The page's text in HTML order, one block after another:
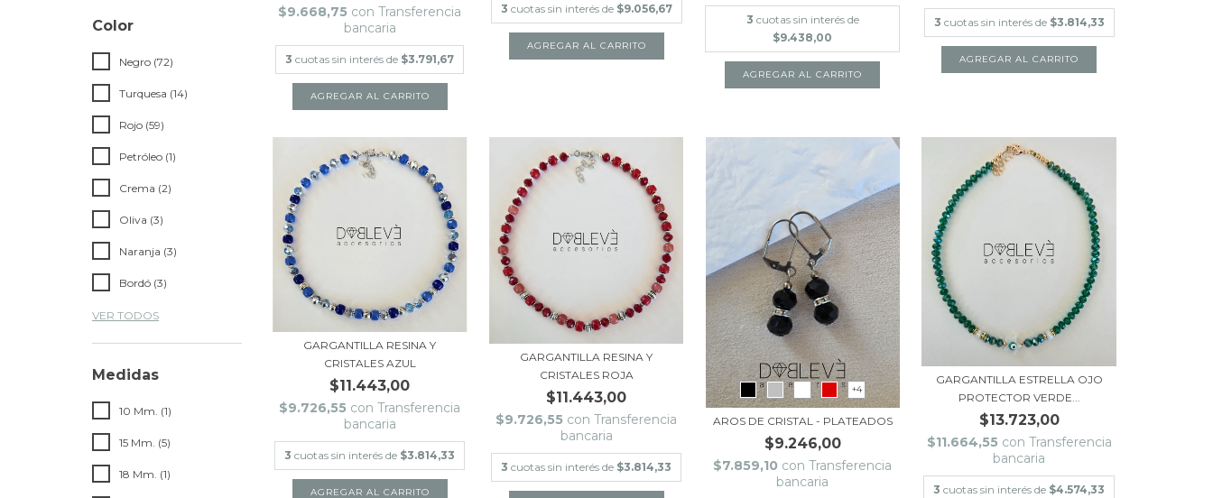
Color
Negro (72)
Turquesa (14)
Rojo (59)
Petróleo (1)
Crema (2)
Oliva (3)
Naranja (3)
Bordó (3)
VER TODOS
Medidas
10 Mm. (1)
15 Mm. (5)
18 Mm. (1)
$9.668,75 con Transferencia
bancaria
3 cuotas sin interés de $3.791,67
3 cuotas sin interés de $9.056,67
AGREGAR AL CARRITO
3 cuotas sin interés de
$9.438,00
AGREGAR AL CARRITO
3 cuotas sin interés de $3.814,33
GARGANTILLA RESINA Y
CRISTALES AZUL
$11.443,00
$9.726,55 con Transferencia
bancaria
3 cuotas sin interés de $3.814,33
GARGANTILLA RESINA Y
CRISTALES ROJA
$11.443,00
$9.726,55 con Transferencia
bancaria
3 cuotas sin interés de $3.814,33
+4
AROS DE CRISTAL - PLATEADOS
$9.246,00
$7.859,10 con Transferencia
bancaria
GARGANTILLA ESTRELLA OJO
PROTECTOR VERDE...
$13.723,00
$11.664,55 con Transferencia
bancaria
3 cuotas sin interés de $4.574,33